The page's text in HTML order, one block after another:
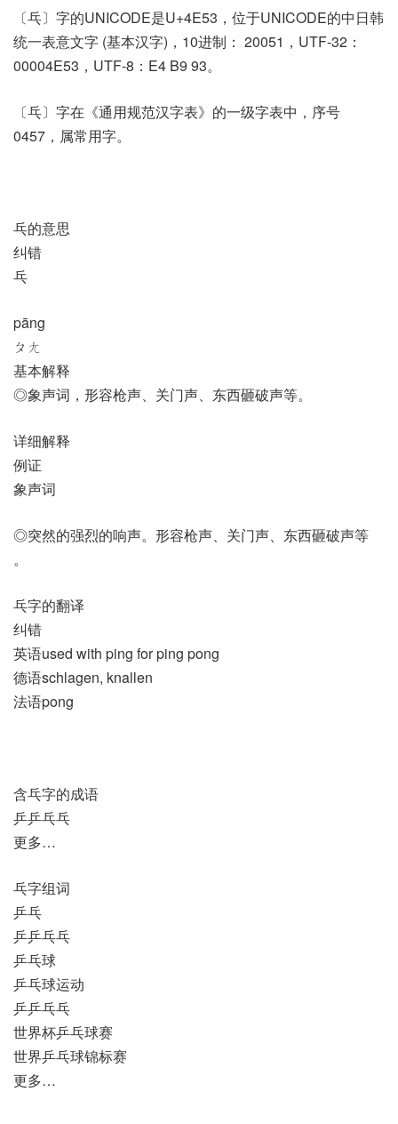
〔乓〕字的UNICODE是U+4E53，位于UNICODE的中日韩
统一表意文字 (基本汉字)，10进制： 20051，UTF-32：
00004E53，UTF-8：E4 B9 93。
〔乓〕字在《通用规范汉字表》的一级字表中，序号
0457，属常用字。
乓的意思
纠错
乓
pāng
ㄆㄤ
基本解释
◎象声词，形容枪声、关门声、东西砸破声等。
详细解释
例证
象声词
◎突然的强烈的响声。形容枪声、关门声、东西砸破声等
。
乓字的翻译
纠错
英语used with ping for ping pong
德语schlagen, knallen
法语pong
含乓字的成语
乒乒乓乓
更多…
乓字组词
乒乓
乒乒乓乓
乒乓球
乒乓球运动
乒乒乓乓
世界杯乒乓球赛
世界乒乓球锦标赛
更多…